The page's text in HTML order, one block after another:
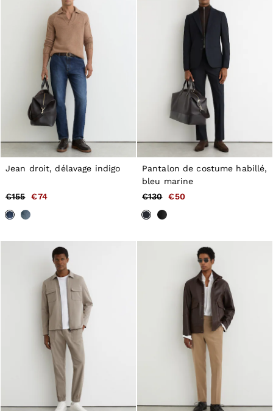
Jean droit, délavage indigo
€155 €74
Pantalon de costume habillé,
bleu marine
€130
€50